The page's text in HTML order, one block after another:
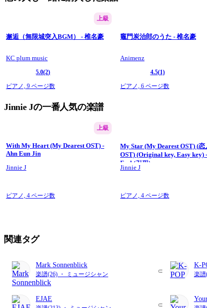
上級
邂逅（無限城突入BGM） - 椎名豪
KC plum music
5.0(2)
ピアノ, 9 ページ数
竈門炭治郎のうた - 椎名豪
Animenz
4.5(1)
ピアノ,6 ページ数
Jinnie Jの一番人気の楽譜
上級
With My Heart (My Dearest OST) -
Ahn Eun Jin
Jinnie J
ピアノ, 4 ページ数
My Star (My Dearest OST) (恋
OST) (Original key, Easy key)
Feel (김필)
Jinnie J
ピアノ,4 ページ数
関連タグ
Mark Sonnenblick
楽譜(26) ・ ミュージシャン
K-
楽譜
EJAE